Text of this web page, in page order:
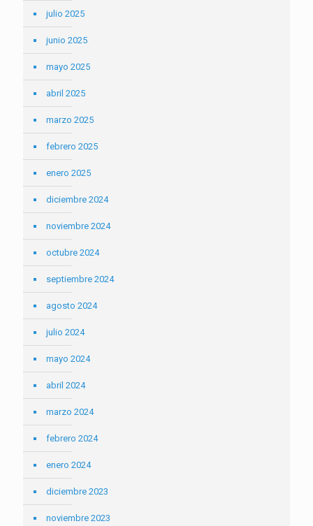
julio 2025
junio 2025
mayo 2025
abril 2025
marzo 2025
febrero 2025
enero 2025
diciembre 2024
noviembre 2024
octubre 2024
septiembre 2024
agosto 2024
julio 2024
mayo 2024
abril 2024
marzo 2024
febrero 2024
enero 2024
diciembre 2023
noviembre 2023